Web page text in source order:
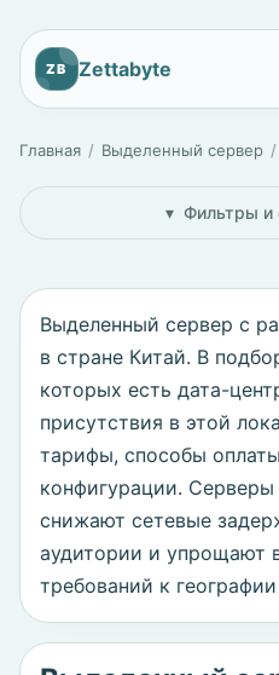
ZB Zettabyte
Главная Выделенный сервер
Фильтры и
Выделенный сервер с
в стране Китай. В
которых есть дата-
присутствия в этой
тарифы, способы
конфигурации.
снижают сетевые
аудитории и упрощают
требований к